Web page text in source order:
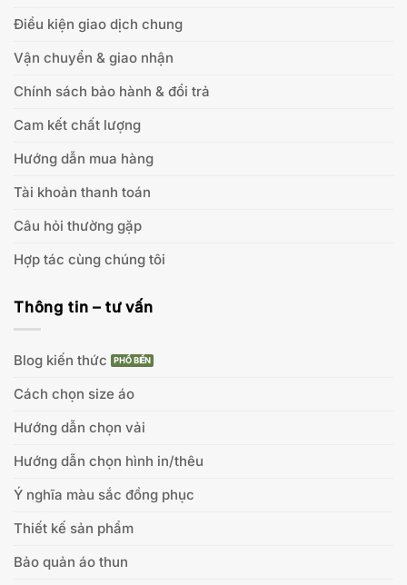
Điều kiện giao dịch chung
Vận chuyển & giao nhận
Chính sách bảo hành & đổi trả
Cam kết chất lượng
Hướng dẫn mua hàng
Tài khoản thanh toán
Câu hỏi thường gặp
Hợp tác cùng chúng tôi
Thông tin – tư vấn
Blog kiến thức
Cách chọn size áo
Hướng dẫn chọn vải
Hướng dẫn chọn hình in/thêu
Ý nghĩa màu sắc đồng phục
Thiết kế sản phẩm
Bảo quản áo thun